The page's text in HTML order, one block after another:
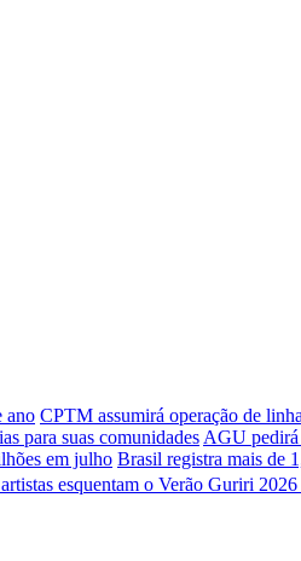
ano CPTM assumirá operação de
para suas comunidades AGU pedirá
em julho Brasil registra mais de
esquentam o Verão Guriri 2026